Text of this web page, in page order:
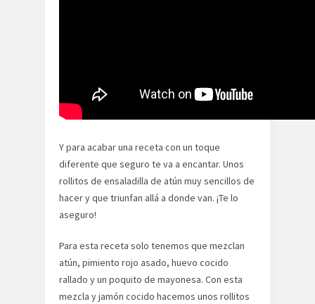
Y para acabar una receta con un toque
diferente que seguro te va a encantar. Unos
rollitos de ensaladilla de atún muy sencillos de
hacer y que triunfan allá a donde van. ¡Te lo
aseguro!
Para esta receta solo tenemos que mezclan
atún, pimiento rojo asado, huevo cocido
rallado y un poquito de mayonesa. Con esta
mezcla y jamón cocido hacemos unos rollitos